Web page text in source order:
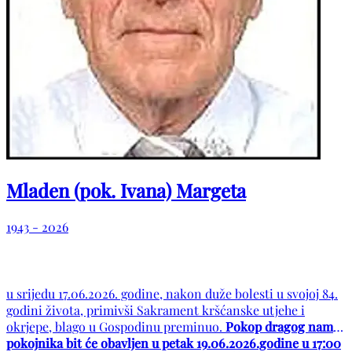
Mladen (pok. Ivana) Margeta
1943 - 2026
u srijedu 17.06.2026. godine, nakon duže bolesti u svojoj 84.
godini života, primivši Sakrament kršćanske utjehe i
okrjepe, blago u Gospodinu preminuo. Pokop dragog nam
pokojnika bit će obavljen u petak 19.06.2026.godine u 17:00